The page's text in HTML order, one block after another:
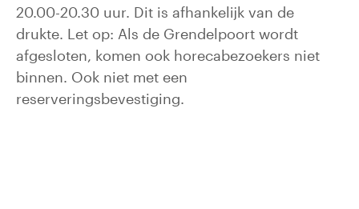
20.00-20.30 uur. Dit is afhankelijk van de
drukte. Let op: Als de Grendelpoort wordt
afgesloten, komen ook horecabezoekers niet
binnen. Ook niet met een
reserveringsbevestiging.